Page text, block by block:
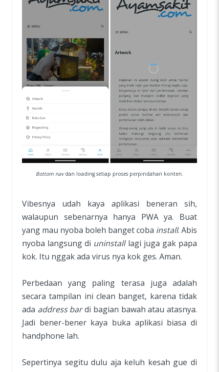
Bottom navdan loading setiap proses perpindahan konten.
Vibesnya udah kaya aplikasi beneran sih,
walaupun sebenarnya hanya PWA ya. Buat
yang mau nyoba boleh banget coba install. Abis
nyoba langsung di uninstall lagi juga gak papa
kok. Itu nggak ada virus nya kok ges. Aman.
Perbedaan yang paling terasa juga adalah
secara tampilan ini clean banget, karena tidak
ada address bardi bagian bawah atau atasnya.
Jadi bener-bener kaya buka aplikasi biasa di
handphone lah.
Sepertinya segitu dulu aja keluh kesah gue di